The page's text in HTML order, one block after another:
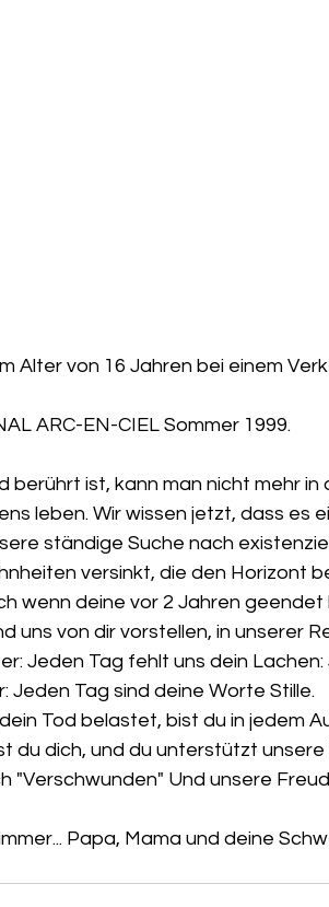
Alter von 16 Jahren bei einem
ARC-EN-CIEL Sommer 1999.
berührt ist, kann man nicht mehr in
leben. Wir wissen jetzt, dass es
ständige Suche nach
versinkt, die den Horizont
wenn deine vor 2 Jahren
uns von dir vorstellen, in unserer
Jeden Tag fehlt uns dein
Jeden Tag sind deine Worte Stille.
Tod belastet, bist du in jedem
du dich, und du unterstützt unsere
"Verschwunden" Und unsere
Papa, Mama und deine